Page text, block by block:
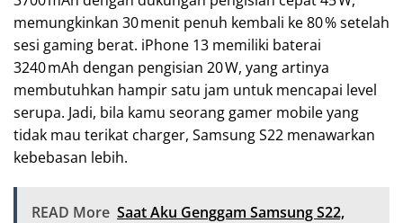
memungkinkan 30 menit penuh kembali ke 80 % setelah
sesi gaming berat. iPhone 13 memiliki baterai
3240 mAh dengan pengisian 20 W, yang artinya
membutuhkan hampir satu jam untuk mencapai level
serupa. Jadi, bila kamu seorang gamer mobile yang
tidak mau terikat charger, Samsung S22 menawarkan
kebebasan lebih.
READ More Saat Aku Genggam Samsung S22,